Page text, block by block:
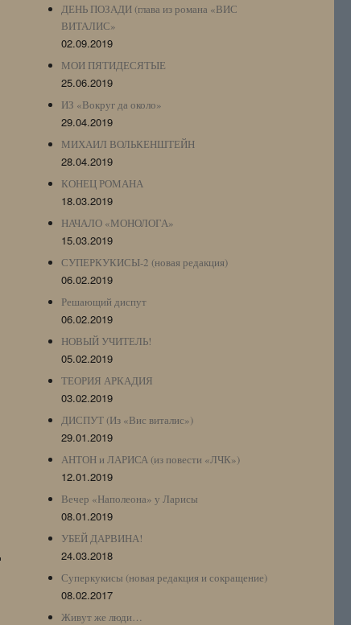
ДЕНЬ ПОЗАДИ (глава из романа «ВИС
ВИТАЛИС»
02.09.2019
МОИ ПЯТИДЕСЯТЫЕ
25.06.2019
ИЗ «Вокруг да около»
29.04.2019
МИХАИЛ ВОЛЬКЕНШТЕЙН
28.04.2019
КОНЕЦ РОМАНА
18.03.2019
НАЧАЛО «МОНОЛОГА»
15.03.2019
СУПЕРКУКИСЫ-2 (новая редакция)
06.02.2019
Решающий диспут
06.02.2019
НОВЫЙ УЧИТЕЛЬ!
05.02.2019
ТЕОРИЯ АРКАДИЯ
03.02.2019
ДИСПУТ (Из «Вис виталис»)
29.01.2019
АНТОН и ЛАРИСА (из повести «ЛЧК»)
12.01.2019
Вечер «Наполеона» у Ларисы
08.01.2019
УБЕЙ ДАРВИНА!
24.03.2018
Суперкукисы (новая редакция и сокращение)
08.02.2017
Живут же люди…